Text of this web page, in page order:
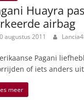
Huayra
airbag
augustus 2011
Pagani
of iets anders
meer